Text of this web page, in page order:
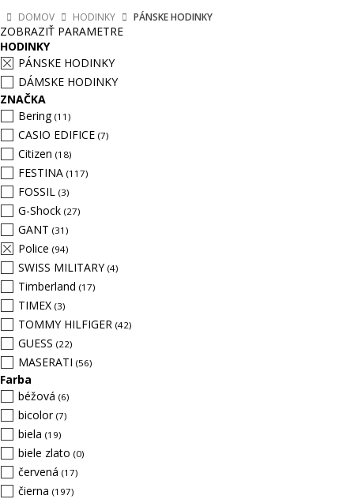
DOMOV HODINKY PÁNSKE HODINKY
ZOBRAZIŤ PARAMETRE
HODINKY
PÁNSKE HODINKY
DÁMSKE HODINKY
ZNAČKA
Bering (11)
CASIO EDIFICE (7)
Citizen (18)
FESTINA (117)
FOSSIL (3)
G-Shock (27)
GANT (31)
Police (94)
SWISS MILITARY (4)
Timberland (17)
TIMEX (3)
TOMMY HILFIGER (42)
GUESS (22)
MASERATI (56)
Farba
béžová (6)
bicolor (7)
biela (19)
biele zlato (0)
červená (17)
čierna (197)